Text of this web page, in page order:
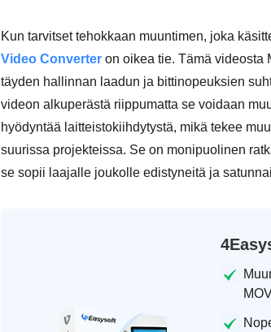
Kun tarvitset tehokkaan muuntimen, joka
Video Converter on oikea tie. Tämä videosta
täyden hallinnan laadun ja bittinopeuksien
videon alkuperästä riippumatta se voidaan
hyödyntää laitteistokiihdytystä, mikä tekee
suurissa projekteissa. Se on monipuolinen
se sopii laajalle joukolle edistyneitä ja